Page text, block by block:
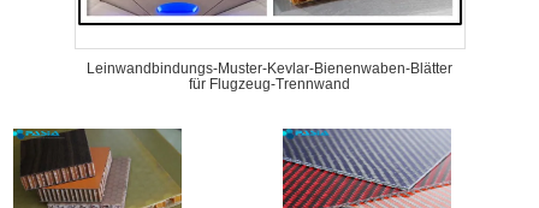
Leinwandbindungs-Muster-Kevlar-Bienenwaben-Blätter
für Flugzeug-Trennwand